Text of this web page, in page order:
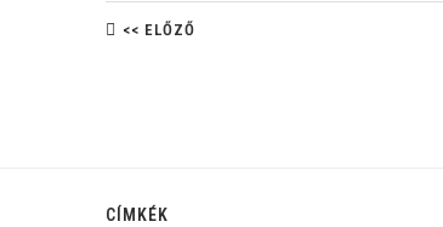
<< ELŐZŐ
CÍMKÉK